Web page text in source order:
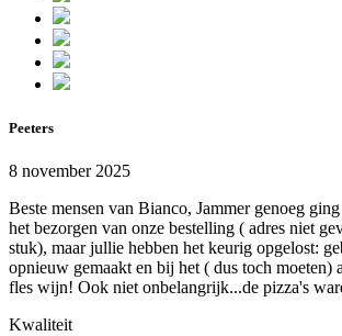
Peeters
8 november 2025
Beste mensen van Bianco, Jammer genoeg
het bezorgen van onze bestelling ( adres niet
stuk), maar jullie hebben het keurig opgelost:
opnieuw gemaakt en bij het ( dus toch moeten)
fles wijn! Ook niet onbelangrijk...de pizza's
Kwaliteit